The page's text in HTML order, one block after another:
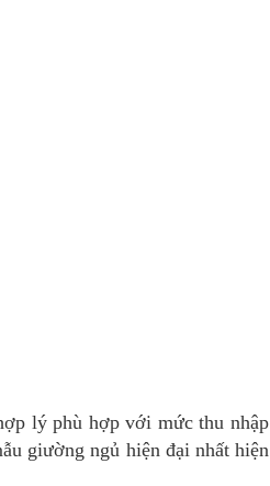
lý phù hợp với mức thu nhập
giường ngủ hiện đại nhất hiện